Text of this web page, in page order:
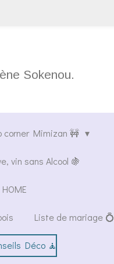
Sokenou.
corner Mimizan 🚧
vin sans Alcool 🍇
Liste de mariage 💍
Déco 🧘